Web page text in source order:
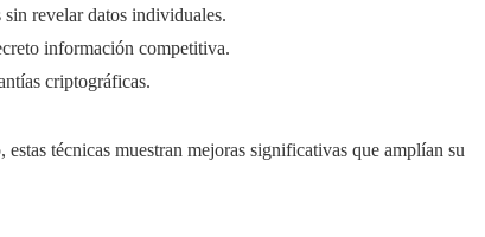
revelar datos individuales.
información competitiva.
criptográficas.
técnicas muestran mejoras significativas que amplían su